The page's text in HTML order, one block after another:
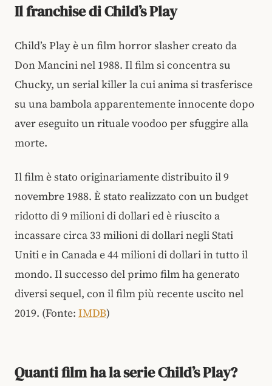
Il franchise di Child’s Play
Child’s Play è un film horror slasher creato da
Don Mancini nel 1988. Il film si concentra su
Chucky, un serial killer la cui anima si trasferisce
su una bambola apparentemente innocente dopo
aver eseguito un rituale voodoo per sfuggire alla
morte.
Il film è stato originariamente distribuito il 9
novembre 1988. È stato realizzato con un budget
ridotto di 9 milioni di dollari ed è riuscito a
incassare circa 33 milioni di dollari negli Stati
Uniti e in Canada e 44 milioni di dollari in tutto il
mondo. Il successo del primo film ha generato
diversi sequel, con il film più recente uscito nel
2019. (Fonte: IMDB)
Quanti film ha la serie Child’s Play?